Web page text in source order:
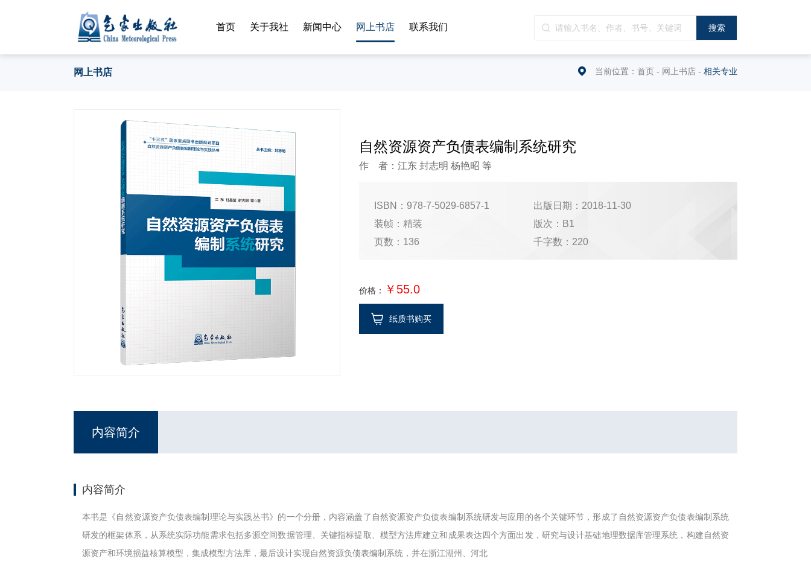
首页 关于我社 新闻中心 网上书店 联系我们
网上书店 当前位置： 首页 - 网上书店 - 相关专业
自然资源资产负债表编制系统研究
作 者：江东 封志明 杨艳昭 等
ISBN：978-7-5029-6857-1
出版日期：2018-11-30
装帧：精装
版次：B1
页数：136
千字数：220
价格： ￥55.0
纸质书购买
内容简介
内容简介
本书是《自然资源资产负债表编制理论与实践丛书》的一个分册，内容涵盖了自然资源资产负债表编制系统研发与应用的各个关键环节，形成了自然资源资产负债表编制系统
研发的框架体系，从系统实际功能需求包括多源空间数据管理、关键指标提取、模型方法库建立和成果表达四个方面出发，研究与设计基础地理数据库管理系统，构建自然资
源资产和环境损益核算模型，集成模型方法库，最后设计实现自然资源负债表编制系统，并在浙江湖州、河北